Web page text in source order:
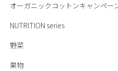
オーガニックコットンキャンペー
NUTRITION series
野菜
果物